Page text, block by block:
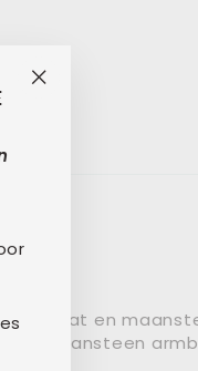
en
de maansteen